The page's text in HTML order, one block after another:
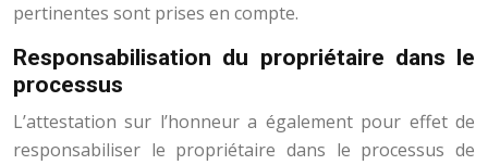
pertinentes sont prises en compte.
Responsabilisation du propriétaire dans le
processus
L’attestation sur l’honneur a également pour effet de
responsabiliser le propriétaire dans le processus de